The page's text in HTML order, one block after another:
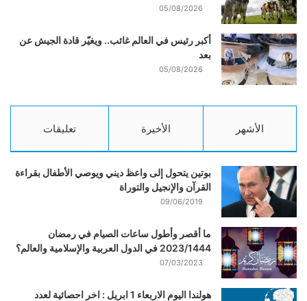
05/08/2026
أكبر رئيس في العالم غائب.. ويغيّر قادة الجيش عن
بعد
05/08/2026
الأشهر الأخيرة تعليقات
بوتين يتحول إلى واعظ ديني ويوصي الأطفال بقراءة
القرآن والإنجيل والتوراة
09/06/2019
ما أقصر وأطول ساعات الصيام في رمضان
2023/1444 في الدول العربية والإسلامية والعالم؟
07/03/2023
هولندا اليوم الاربعاء 1 ابريل : اخر احصائية لعدد